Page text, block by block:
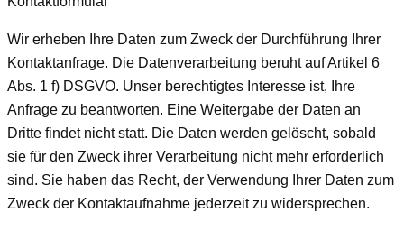
Wir erheben Ihre Daten zum Zweck der Durchführung Ihrer
Kontaktanfrage. Die Datenverarbeitung beruht auf Artikel 6
Abs. 1 f) DSGVO. Unser berechtigtes Interesse ist, Ihre
Anfrage zu beantworten. Eine Weitergabe der Daten an
Dritte findet nicht statt. Die Daten werden gelöscht, sobald
sie für den Zweck ihrer Verarbeitung nicht mehr erforderlich
sind. Sie haben das Recht, der Verwendung Ihrer Daten zum
Zweck der Kontaktaufnahme jederzeit zu widersprechen.